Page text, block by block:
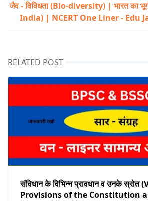
जैव - विविधता (Bio-diversity) | भारत का
India) | NCERT One Liner - Edu
RELATED POST
संविधान के विभिन्न प्रावधान व उनके स्रोत
Provisions of the Constitution